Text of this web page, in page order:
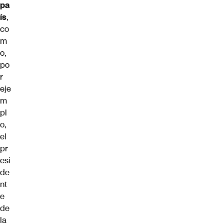
pa
ís,
co
m
o,
po
r
eje
m
pl
o,
el
pr
esi
de
nt
e
de
la